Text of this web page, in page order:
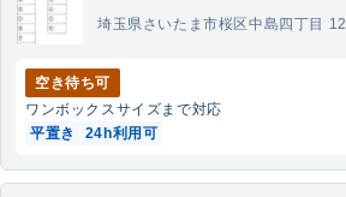
埼玉県さいたま市桜区中島四丁目 12
空き待ち可
ワンボックスサイズまで対応
平置き
24h利用可